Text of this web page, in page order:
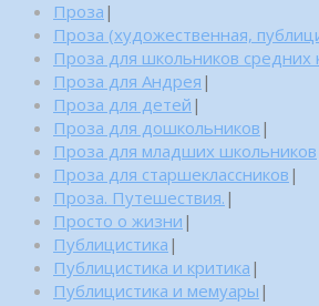
Проза |
Проза (художественная,
Проза для школьников средних
Проза для Андрея |
Проза для детей |
Проза для дошкольников |
Проза для младших школьников
Проза для старшеклассников |
Проза. Путешествия. |
Просто о жизни |
Публицистика |
Публицистика и критика |
Публицистика и мемуары |